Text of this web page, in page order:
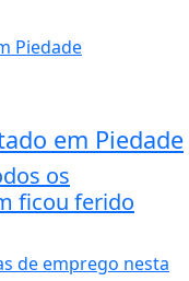
em Piedade
os
ficou ferido